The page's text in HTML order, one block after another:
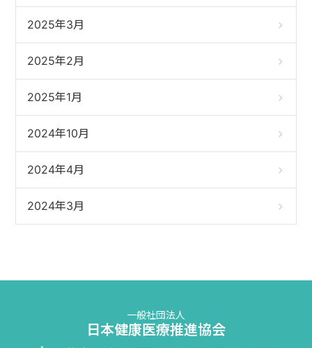
2025年3月
2025年2月
2025年1月
2024年10月
2024年4月
2024年3月
一般社団法人
日本健康医療推進協会